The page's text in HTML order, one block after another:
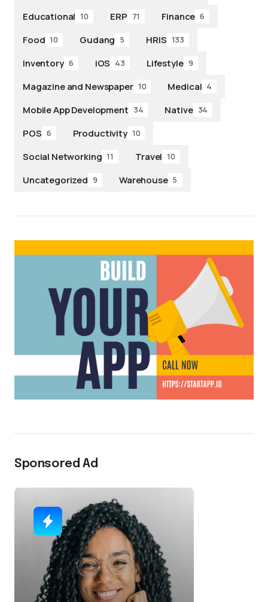
Educational 10 ERP 71 Finance 6
Food 10 Gudang 5 HRIS 133
Inventory 6 iOS 43 Lifestyle 9
Magazine and Newspaper 10 Medical 4
Mobile App Development 34 Native 34
POS 6 Productivity 10
Social Networking 11 Travel 10
Uncategorized 9 Warehouse 5
Sponsored Ad